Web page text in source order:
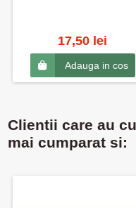
17,50 lei
Adauga in cos
Clientii care au
mai cumparat si: